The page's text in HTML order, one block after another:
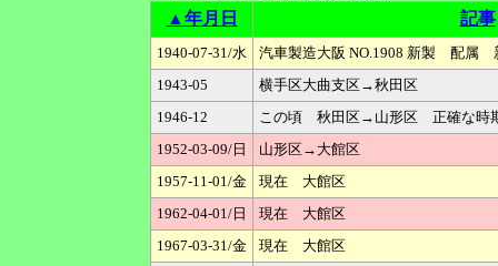
▲年月日 記事
1940-07-31/水
汽車製造大阪 NO.1908 新製 配
1943-05
横手区大曲支区→秋田区
1946-12
この頃 秋田区→山形区 正確な時
1952-03-09/日
山形区→大館区
1957-11-01/金
現在 大館区
1962-04-01/日
現在 大館区
1967-03-31/金
現在 大館区